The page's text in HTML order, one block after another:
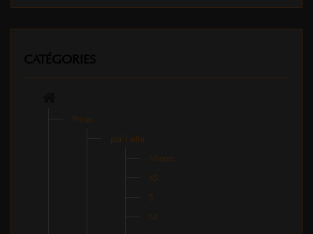
Prises
par Taille
Micros
XS
S
M